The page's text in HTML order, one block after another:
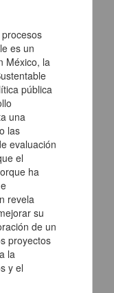
América Latina y
es un
México, la
pública
una
las
evaluación
el
ha
revela
su
de un
proyectos
la
y el